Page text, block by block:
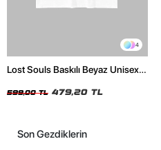
4
Lost Souls Baskılı Beyaz Unisex
599,00 TL 479,20 TL
Son Gezdiklerin